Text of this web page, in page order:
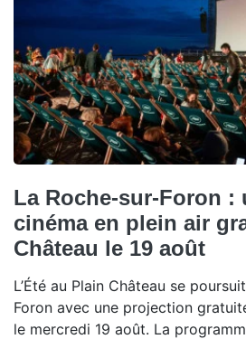
La Roche-sur-Foron :
cinéma en plein air
Château le 19 août
L’Été au Plain Château se
Foron avec une projection
le mercredi 19 août. La